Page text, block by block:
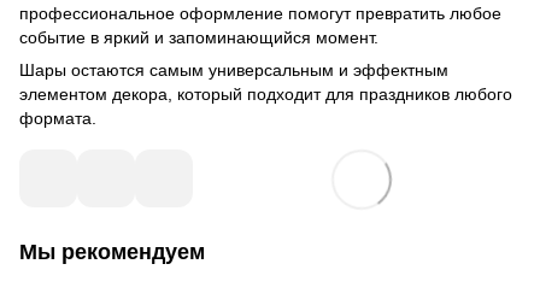
профессиональное оформление помогут превратить любое
событие в яркий и запоминающийся момент.
Шары остаются самым универсальным и эффектным
элементом декора, который подходит для праздников любого
формата.
Мы рекомендуем